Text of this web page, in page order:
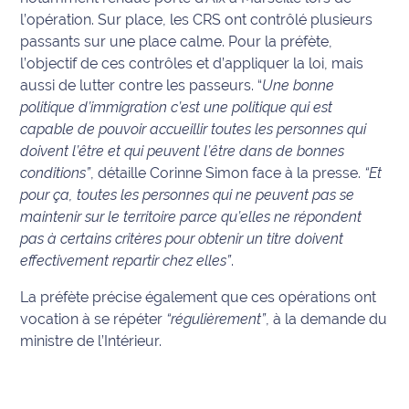
rouge
Maritima
L'anecdote
de Jeff
C'est
mon
club
Les
Coachs
Maritima
Bon
plan
sortie
l’opération. Sur place, les CRS ont contrôlé plusieurs
passants sur une place calme. Pour la préfète,
l’objectif de ces contrôles et d’appliquer la loi, mais
aussi de lutter contre les passeurs. “Une bonne
politique d’immigration c’est une politique qui est
capable de pouvoir accueillir toutes les personnes qui
doivent l’être et qui peuvent l’être dans de bonnes
conditions”, détaille Corinne Simon face à la presse. “Et
pour ça, toutes les personnes qui ne peuvent pas se
maintenir sur le territoire parce qu’elles ne répondent
pas à certains critères pour obtenir un titre doivent
effectivement repartir chez elles”.
La préfète précise également que ces opérations ont
vocation à se répéter “régulièrement”, à la demande du
ministre de l’Intérieur.